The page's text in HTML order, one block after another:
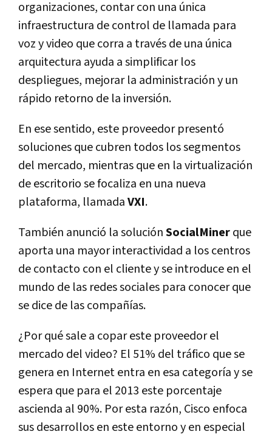
organizaciones, contar con una única
infraestructura de control de llamada para
voz y video que corra a través de una única
arquitectura ayuda a simplificar los
despliegues, mejorar la administración y un
rápido retorno de la inversión.
En ese sentido, este proveedor presentó
soluciones que cubren todos los segmentos
del mercado, mientras que en la virtualización
de escritorio se focaliza en una nueva
plataforma, llamadaVXI.
También anunció la soluciónSocialMinerque
aporta una mayor interactividad a los centros
de contacto con el cliente y se introduce en el
mundo de las redes sociales para conocer que
se dice de las compañías.
¿Por qué sale a copar este proveedor el
mercado del video? El 51% del tráfico que se
genera en Internet entra en esa categoría y se
espera que para el 2013 este porcentaje
ascienda al 90%. Por esta razón, Cisco enfoca
sus desarrollos en este entorno y en especial